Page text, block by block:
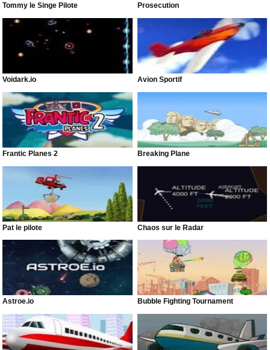
Tommy le Singe Pilote Prosecution
Voidark.io Avion Sportif
Frantic Planes 2 Breaking Plane
Pat le pilote Chaos sur le Radar
Astroe.io Bubble Fighting Tournament